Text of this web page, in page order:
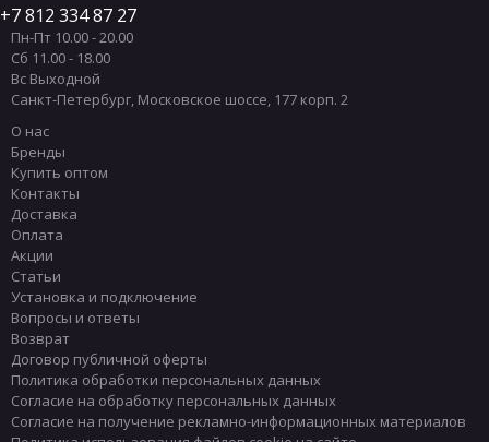
Подвесные унитазы цвет Синий
Подвесные унитазы SIMAS
Подвесные унитазы DURAVIT
Подвесные унитазы HATRIA
Подвесные унитазы CIELO
Подвесные унитазы TOTO
Подвесные унитазы DEVON & DEVON
Подвесные унитазы GLOBO
Подвесные унитазы Scarabeo
Бежевые матовые подвесные унитазы
Черные глянцевые подвесные унитазы
Китайские подвесные унитазы
Белые матовые подвесные унитазы
Бежевые подвесные унитазы
7 812 334 87 27
Пн-Пт 10.00 - 20.00
Сб 11.00 - 18.00
Вс Выходной
Санкт-Петербург, Московское шоссе, 177 корп. 2
О нас
Бренды
Купить оптом
Контакты
Доставка
Оплата
Акции
Статьи
Установка и подключение
Вопросы и ответы
Возврат
Договор публичной оферты
Политика обработки персональных данных
Согласие на обработку персональных данных
Согласие на получение рекламно-информационных материалов